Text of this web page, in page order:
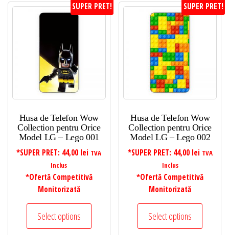
SUPER PRET!
Husa de Telefon Wow
Collection pentru Orice
Model LG – Lego 001
*SUPER PRET: 44,00 lei TVA
Inclus
*Ofertă Competitivă
Monitorizată
Select options
SUPER PRET!
Husa de Telefon Wow
Collection pentru Orice
Model LG – Lego 002
*SUPER PRET: 44,00 lei TVA
Inclus
*Ofertă Competitivă
Monitorizată
Select options